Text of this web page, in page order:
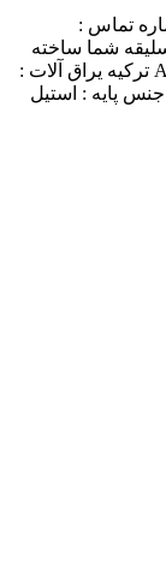
تماس :
و سلیقه شما ساخته
می شود جنس کمد : هایگلاس برند کابینت : AGT ترکیه یراق آلات :
پایه : استیل